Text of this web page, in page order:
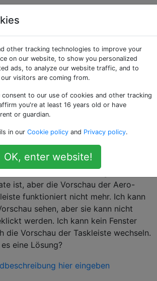
Computerbenutzer
7 Aero
Vorschau
nicht
/ Click)
nicht, was los ist oder ob es ein
von einem kürzlich durchgeführten
ist, aber die Vorschau der Aero-
funktioniert nicht mehr. Ich kann
sehen, aber sie kann nicht
werden. Ich kann kein Fenster
die Vorschau der Taskleiste wechseln.
eine Lösung?
other tracking technologies to improve your
on our website, to show you personalized
ads, to analyze our website traffic, and to
visitors are coming from.
consent to our use of cookies and other tracking
you're at least 16 years old or have
or guardian.
in our Cookie policy and Privacy policy.
OK, enter website!